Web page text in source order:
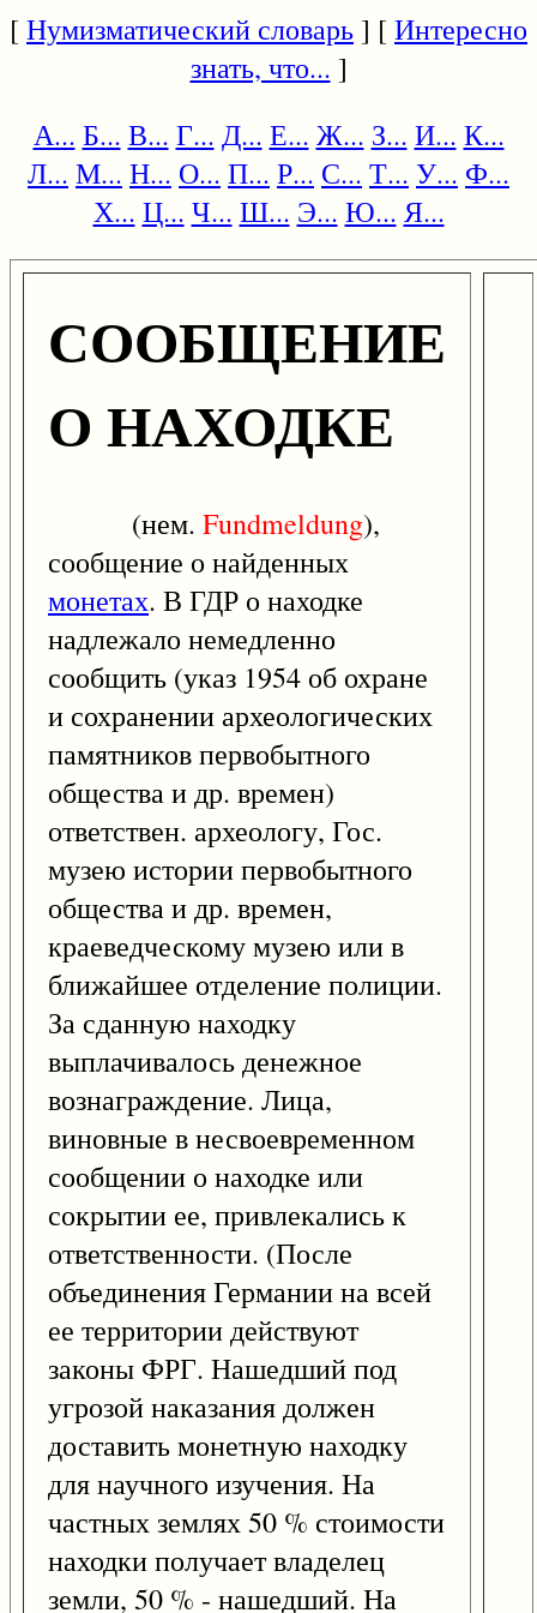
[Нумизматический словарь] [Интересно
знать, что... ]
А... Б... В... Г... Д... Е... Ж... З... И... К...
Л... М... Н... О... П... Р... С... Т... У... Ф...
Х... Ц... Ч... Ш... Э... Ю... Я...
СООБЩЕНИЕ
О НАХОДКЕ
(нем. Fundmeldung),
сообщение о найденных
монетах. В ГДР о находке
надлежало немедленно
сообщить (указ 1954 об охране
и сохранении археологических
памятников первобытного
общества и др. времен)
ответствен. археологу, Гос.
музею истории первобытного
общества и др. времен,
краеведческому музею или в
ближайшее отделение полиции.
За сданную находку
выплачивалось денежное
вознаграждение. Лица,
виновные в несвоевременном
сообщении о находке или
сокрытии ее, привлекались к
ответственности. (После
объединения Германии на всей
ее территории действуют
законы ФРГ. Нашедший под
угрозой наказания должен
доставить монетную находку
для научного изучения. На
частных землях 50 % стоимости
находки получает владелец
земли, 50 % - нашедший. На